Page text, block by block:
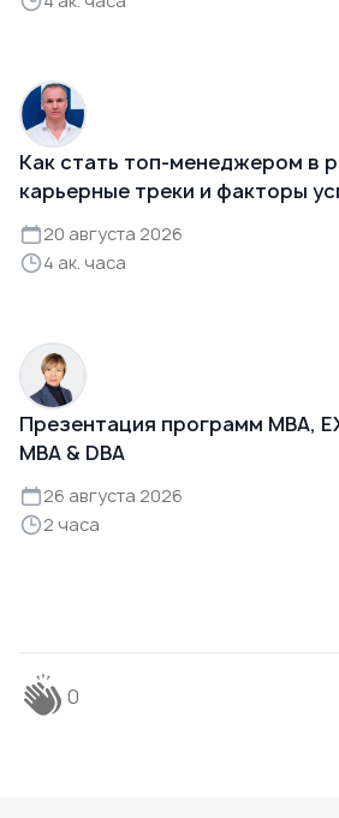
Как стать топ-менеджером в
карьерные треки и факторы
20 августа 2026
4 ак. часа
Презентация программ MBA,
MBA & DBA
26 августа 2026
2 часа
0